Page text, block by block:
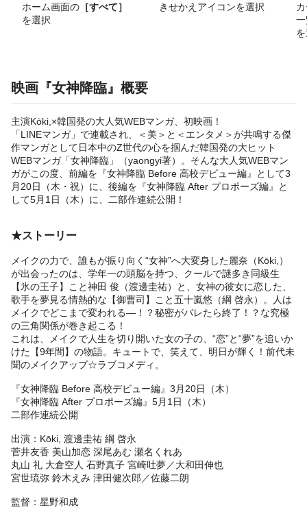
ホーム画面の ［すべて］
を選択
きせかえアイコンを選択
映画『女神降臨』概要
主演Kōki,×韓国発の大人気WEBマンガ、初映画！
「LINEマンガ」で連載され、＜美＞と＜エンタメ＞が共鳴する傑
作マンガとして日本中のZ世代の心を掴んだ韓国発の大ヒット
WEBマンガ「女神降臨」（yaongyi著）。そんな大人気WEBマン
ガがこの度、前編を『女神降臨 Before 高校デビュー編』として3
月20日（木・祝）に、後編を『女神降臨 After プロポーズ編』と
して5月1日（木）に、二部作連続公開！
★ストーリー
メイクの力で、誰もが振り向く“女神”へ大変身した麗奈（Kōki,）
が出会ったのは、学年一の頭脳を持つ、クールで謎多き同級生
【氷の王子】こと神田 俊（渡邊圭祐）と、女神の彼女に恋した、
歌手を夢見る情熱的な【御曹司】こと五十嵐悠（綱 啓永）。人は
メイクでどこまで変われる―！？秘密がバレたら終了！？な究極
の三角関係が巻き起こる！
これは、メイクで人生を切り開いた女の子の、“恋”と“夢”を追いか
けた【9年間】の物語。キュートで、笑えて、明日が輝く！前代未
聞のメイクアップ☆ラブコメディ。
『女神降臨 Before 高校デビュー編』3月20日（木）
『女神降臨 After プロポーズ編』5月1日（木）
二部作連続公開
出演：Kōki, 渡邊圭祐 綱 啓永
菅井友香 美山加恋 深尾あむ 瀬名くれあ
丸山 礼 大倉空人 石野真子 宮崎吐夢／大和田伸也
宮世琉弥 鈴木えみ 津田健次郎／佐藤二朗
監督：星野和成